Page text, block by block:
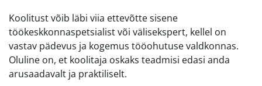
Koolitust võib läbi viia ettevõtte sisene
töökeskkonnaspetsialist või välisekspert, kellel on
vastav pädevus ja kogemus tööohutuse valdkonnas.
Oluline on, et koolitaja oskaks teadmisi edasi anda
arusaadavalt ja praktiliselt.